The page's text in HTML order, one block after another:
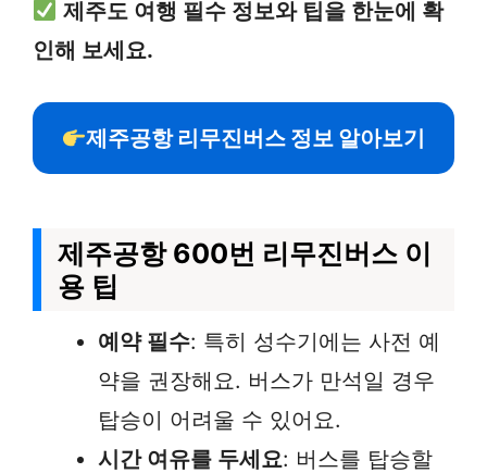
제주도 여행 필수 정보와 팁을 한눈에 확
인해 보세요.
제주공항 리무진버스 정보 알아보기
제주공항 600번 리무진버스 이
용 팁
예약 필수: 특히 성수기에는 사전 예
약을 권장해요. 버스가 만석일 경우
탑승이 어려울 수 있어요.
시간 여유를 두세요: 버스를 탑승할